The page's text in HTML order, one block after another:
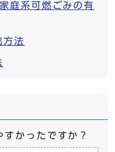
庭系可燃ごみの有
方法
かったですか？